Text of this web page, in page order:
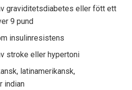
graviditetsdiabetes eller fött ett
9 pund
insulinresistens
stroke eller hypertoni
latinamerikansk,
indian